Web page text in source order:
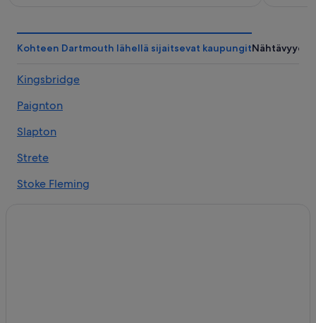
Kohteen Dartmouth lähellä sijaitsevat kaupungitNähtävyydet
Kingsbridge
Paignton
Slapton
Strete
Stoke Fleming